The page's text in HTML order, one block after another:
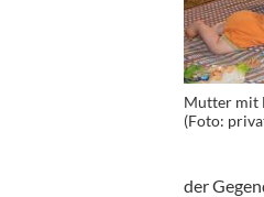
Mutter mit
(Foto:
der